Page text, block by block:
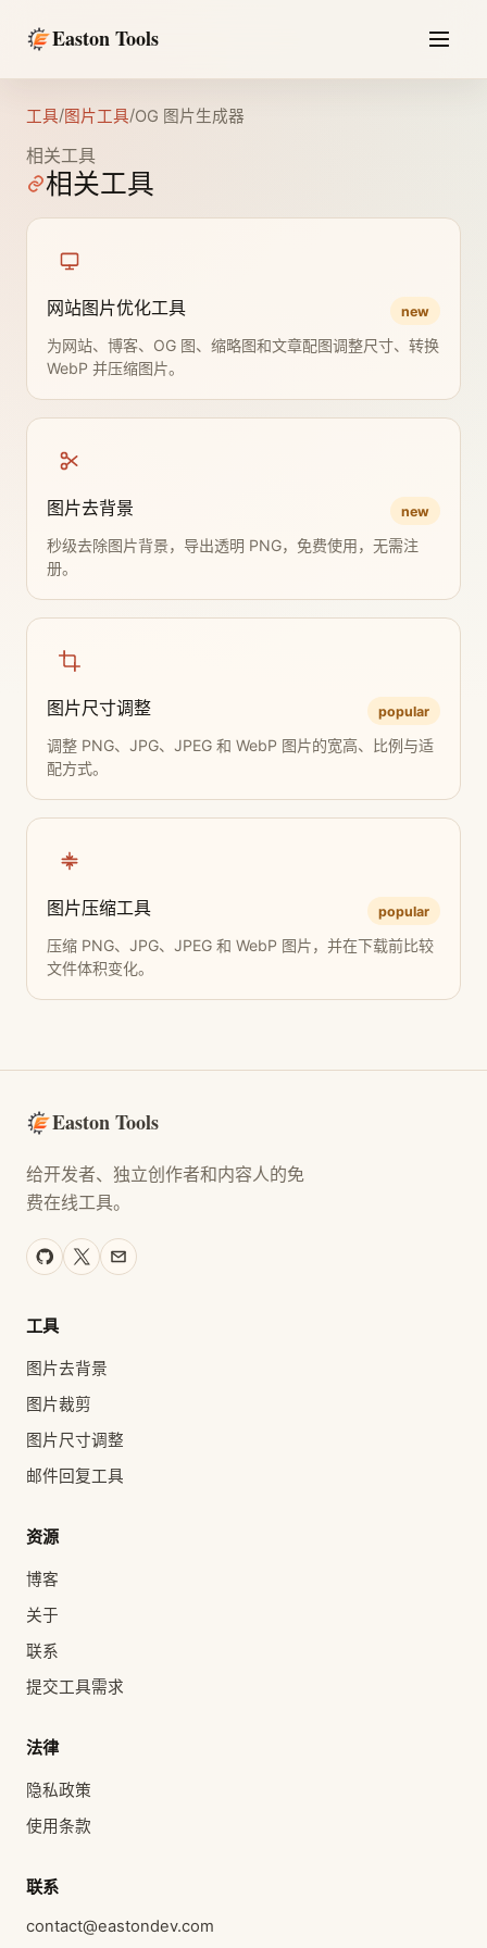
Easton Tools
工具/图片工具/OG 图片生成器
相关工具
相关工具
网站图片优化工具 new
为网站、博客、OG 图、缩略图和文章配图调整尺寸、转换
WebP 并压缩图片。
图片去背景 new
秒级去除图片背景，导出透明 PNG，免费使用，无需注
册。
图片尺寸调整 popular
调整 PNG、JPG、JPEG 和 WebP 图片的宽高、比例与适
配方式。
图片压缩工具 popular
压缩 PNG、JPG、JPEG 和 WebP 图片，并在下载前比较
文件体积变化。
Easton Tools
给开发者、独立创作者和内容人的免
费在线工具。
工具
图片去背景
图片裁剪
图片尺寸调整
邮件回复工具
资源
博客
关于
联系
提交工具需求
法律
隐私政策
使用条款
联系
contact@eastondev.com